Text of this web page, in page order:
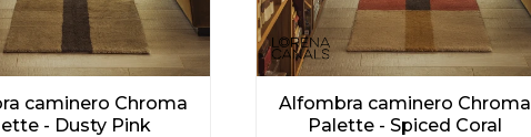
caminero Chroma
- Dusty Pink
Alfombra caminero Chroma
Palette - Spiced Coral